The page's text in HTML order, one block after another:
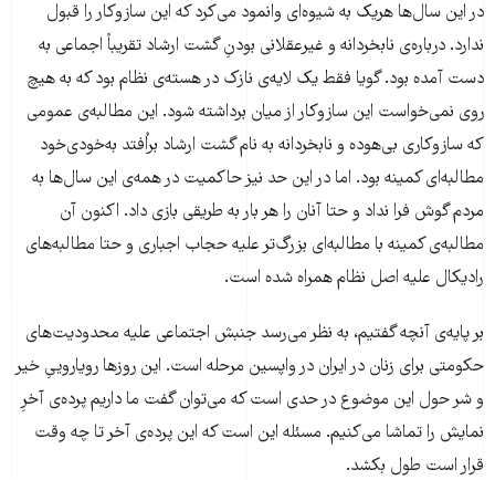
در این سال‌ها هریک به شیوه‌ای وانمود می‌کرد که این سازوکار را قبول
ندارد. درباره‌ی نابخردانه و غیرعقلانی بودنِ گشت ارشاد تقریباً اجماعی به
دست آمده بود. گویا فقط یک لایه‌ی نازک در هسته‌ی نظام بود که به هیچ
روی نمی‌خواست این سازوکار از میان برداشته شود. این مطالبه‌ی عمومی
که سازوکاری بی‌هوده و نابخردانه به نام گشت ارشاد براُفتد به‌خودی‌خود
مطالبه‌ای کمینه بود. اما در این حد نیز حاکمیت در همه‌ی این سال‌ها به
مردم گوش فرا نداد و حتا آنان را هر بار به طریقی بازی داد. اکنون آن
مطالبه‌ی کمینه با مطالبه‌ا‌ی بزرگ‌تر علیه حجاب اجباری و حتا مطالبه‌های
رادیکال‌ علیه اصل نظام همراه شده است.
بر ‌پایه‌ی آنچه گفتیم، به نظر می‌رسد جنبش اجتماعی علیه محدودیت‌های
حکومتی برای زنان در ایران در واپسین مرحله است. این روزها رویاروییِ خیر
و شر حول این موضوع در حدی است که می‌توان گفت ما داریم پرده‌ی آخرِ
نمایش را تماشا می‌کنیم. مسئله این است که این پرده‌ی آخر تا چه وقت
قرار است طول بکشد.